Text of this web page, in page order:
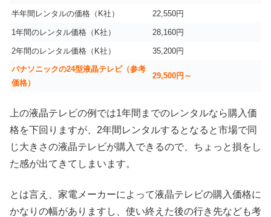
半年間レンタルの価格（K社） 22,550円
1年間のレンタル価格（K社） 28,160円
2年間のレンタル価格（K社）
35,200円
パナソニックの24型液晶テレビ（参考
価格）
29,500円～
上の液晶テレビの例では1年間までのレンタルなら購入価
格を下回りますが、2年間レンタルするとなると市場で同
じ大きさの液晶テレビが購入できるので、ちょっと損をし
た感が出てきてしまいます。
とは言え、家電メーカーによって液晶テレビの購入価格に
かなりの幅がありますし、使い終えた後の行き先なども考